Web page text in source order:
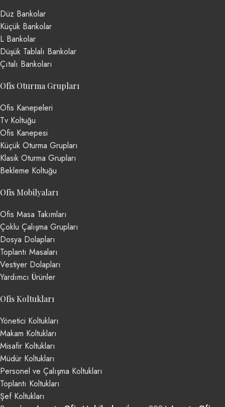
Düz Bankolar
Küçük Bankolar
L Bankolar
Düşük Tablalı Bankolar
Çıtalı Bankoları
Ofis Oturma Grupları
Ofis Kanepeleri
Tv Koltuğu
Ofis Kanepesi
Küçük Oturma Grupları
Klasik Oturma Grupları
Bekleme Koltuğu
Ofis Mobilyaları
Ofis Masa Takımları
Çoklu Çalışma Grupları
Dosya Dolapları
Toplantı Masaları
Vestiyer Dolapları
Yardımcı Ürünler
Ofis Koltukları
Yönetici Koltukları
Makam Koltukları
Misafir Koltukları
Müdür Koltukları
Personel ve Çalışma Koltukları
Toplantı Koltukları
Şef Koltukları